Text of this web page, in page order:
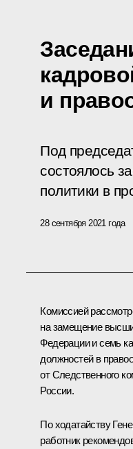
и
Под
состоялось
политики в
28 сентября 2021 года
Комиссией
на замещение
Федерации и семь
должностей в
от Следственного
России.
По ходатайству
работник